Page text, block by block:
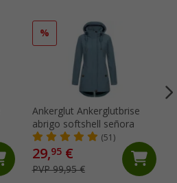
%
Ankerglut Ankerglutbrise
abrigo softshell señora
(51)
29,95€
PVP 99,95 €